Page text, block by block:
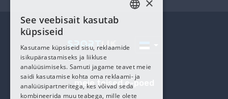
meie teised e-poed
See veebisait kasutab
küpsiseid
Kasutame küpsiseid sisu, reklaamide
isikupärastamiseks ja liikluse
analüüsimiseks. Samuti jagame teavet meie
saidi kasutamise kohta oma reklaami- ja
analüüsipartneritega, kes võivad seda
kombineerida muu teabega, mille olete